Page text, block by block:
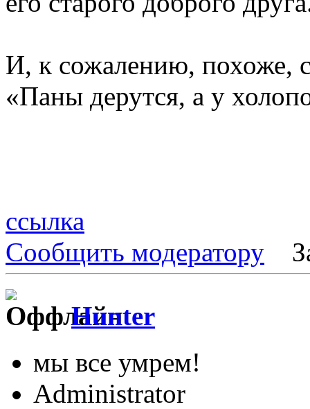
И, к сожалению, похоже,
«Паны дерутся, а у
ссылка
Сообщить модератору
Hunter
мы все умрем!
Administrator